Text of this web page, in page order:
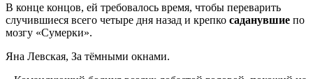
В конце концов, ей требовалось время, чтобы переварить
случившиеся всего четыре дня назад и крепко саданувшие по
мозгу «Сумерки».
Яна Левская, За тёмными окнами.